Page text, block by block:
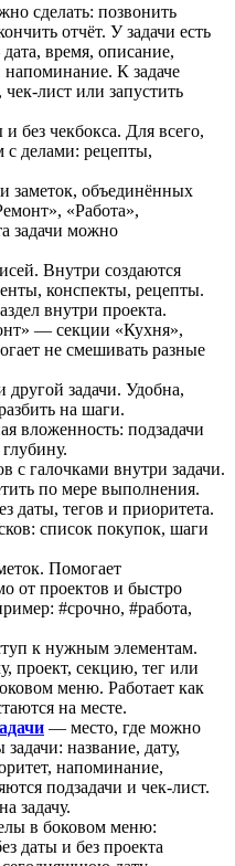
сделать: позвонить
отчёт. У задачи есть
время, описание,
К задаче
лист или запустить
без чекбокса. Для всего,
с делами: рецепты,
заметок, объединённых
«Работа»,
задачи можно
Внутри создаются
конспекты, рецепты.
внутри проекта.
— секции «Кухня»,
не смешивать разные
другой задачи. Удобна,
на шаги.
вложенность: подзадачи
с галочками внутри задачи.
по мере выполнения.
даты, тегов и приоритета.
список покупок, шаги
Помогает
от проектов и быстро
#срочно, #работа,
к нужным элементам.
проект, секцию, тег или
меню. Работает как
на месте.
— место, где можно
название, дату,
напоминание,
подзадачи и чек-лист.
задачу.
в боковом меню:
даты и без проекта